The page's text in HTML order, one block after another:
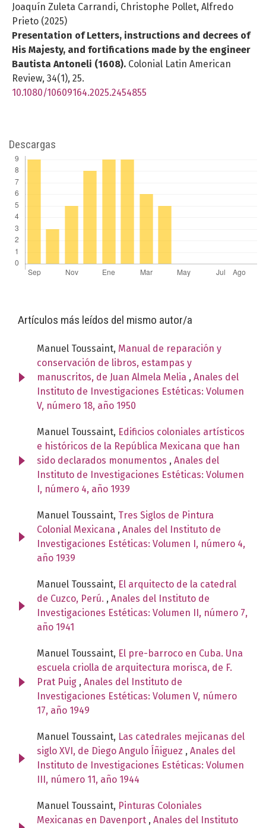
Joaquín Zuleta Carrandi, Christophe Pollet, Alfredo
Prieto (2025)
Presentation of Letters, instructions and decrees of
His Majesty, and fortifications made by the engineer
Bautista Antoneli (1608). Colonial Latin American
Review, 34(1), 25.
10.1080/10609164.2025.2454855
Descargas
Artículos más leídos del mismo autor/a
Manuel Toussaint, Manual de reparación y
conservación de libros, estampas y
manuscritos, de Juan Almela Melia , Anales del
Instituto de Investigaciones Estéticas: Volumen
V, número 18, año 1950
Manuel Toussaint, Edificios coloniales artísticos
e históricos de la República Mexicana que han
sido declarados monumentos , Anales del
Instituto de Investigaciones Estéticas: Volumen
I, número 4, año 1939
Manuel Toussaint, Tres Siglos de Pintura
Colonial Mexicana , Anales del Instituto de
Investigaciones Estéticas: Volumen I, número 4,
año 1939
Manuel Toussaint, El arquitecto de la catedral
de Cuzco, Perú. , Anales del Instituto de
Investigaciones Estéticas: Volumen II, número 7,
año 1941
Manuel Toussaint, El pre-barroco en Cuba. Una
escuela criolla de arquitectura morisca, de F.
Prat Puig , Anales del Instituto de
Investigaciones Estéticas: Volumen V, número
17, año 1949
Manuel Toussaint, Las catedrales mejicanas del
siglo XVI, de Diego Angulo Íñiguez , Anales del
Instituto de Investigaciones Estéticas: Volumen
III, número 11, año 1944
Manuel Toussaint, Pinturas Coloniales
Mexicanas en Davenport , Anales del Instituto